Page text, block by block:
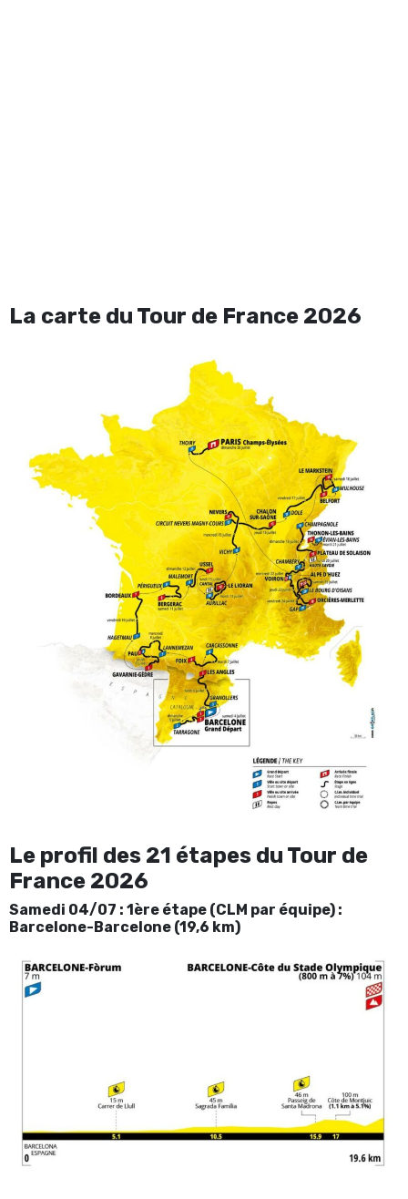
La carte du Tour de France 2026
Le profil des 21 étapes du Tour de
France 2026
Samedi 04/07 : 1ère étape (CLM par équipe) :
Barcelone-Barcelone (19,6 km)